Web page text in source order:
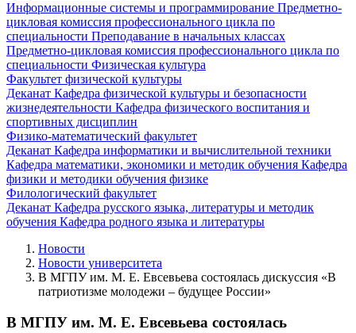
Информационные системы и программирование Предметно-
цикловая комиссия профессионального цикла по
специальности Преподавание в начальных классах
Предметно-цикловая комиссия профессионального цикла по
специальности Физическая культура
Факультет физической культуры
Деканат Кафедра физической культуры и безопасности
жизнедеятельности Кафедра физического воспитания и
спортивных дисциплин
Физико-математический факультет
Деканат Кафедра информатики и вычислительной техники
Кафедра математики, экономики и методик обучения Кафедра
физики и методики обучения физике
Филологический факультет
Деканат Кафедра русского языка, литературы и методик
обучения Кафедра родного языка и литературы
Новости
Новости университета
В МГПУ им. М. Е. Евсевьева состоялась дискуссия «В
патриотизме молодежи – будущее России»
В МГПУ им. М. Е. Евсевьева состоялась